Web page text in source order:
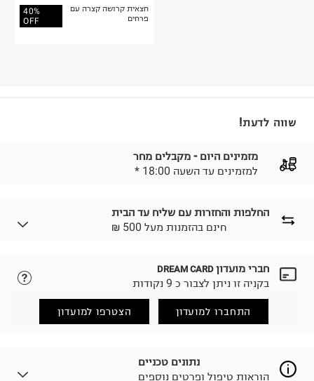
40%
OFF
חצאית קרושה קצרה עם
פרחים
שווה לדעת!
החלפות והחזרות עם שליח עד הבית
₪ חינם בהזמנות מעל 500
לבחירת בשיטת המשלוח המתאימה לכם,
הזמנתם והתחרטתם?
(במקום ב-19.9 ₪) לזמן מוגבל! חינם בהזמנות מעל 500 ₪.
למידע נא ללחוץ כאן
.
לפני החזרת החבילה, חשוב להדביק את מדבקת הגוביינא על
חברי מועדון DREAM CARD
בקניה זו ניתן לצבור כ 9 נקודות
התחברו למועדון הצטרפו למועדון
נתונים טכניים
הוראות טיפול ופרטים נוספים